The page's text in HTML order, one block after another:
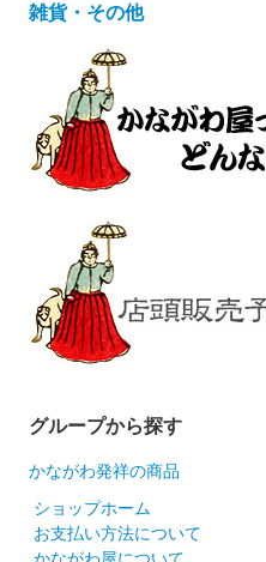
雑貨・その他
グループから探す
かながわ発祥の商品
ショップホーム
お支払い方法について